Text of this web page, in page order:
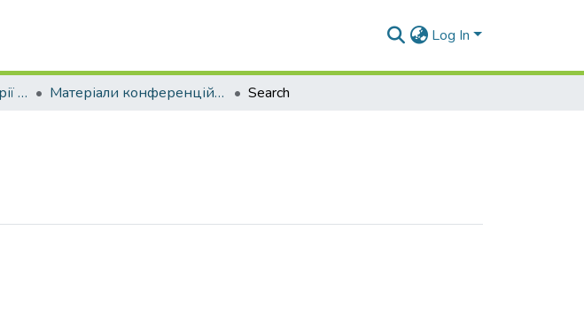
Log In
Кафедра теорії та історії держави та права (Т та ІДП) Матеріали конференцій (Т та ІДП) Search